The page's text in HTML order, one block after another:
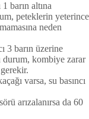
barın altına
peteklerin yeterince
neden
3 barın üzerine
durum, kombiye zarar
varsa, su basıncı
arızalanırsa da 60